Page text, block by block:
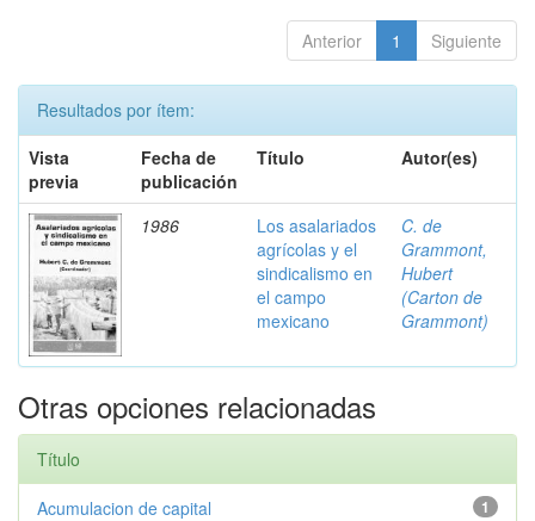
Anterior 1 Siguiente
Resultados por ítem:
Vista
previa
Fecha de
publicación
Título Autor(es)
1986
Los asalariados
agrícolas y el
sindicalismo en
el campo
mexicano
C. de
Grammont,
Hubert
(Carton de
Grammont)
Otras opciones relacionadas
Título
1
Acumulacion de capital